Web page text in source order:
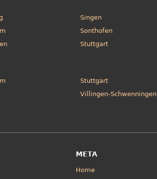
Singen
Sonthofen
Stuttgart
Stuttgart
Villingen-Schwenningen
META
Home